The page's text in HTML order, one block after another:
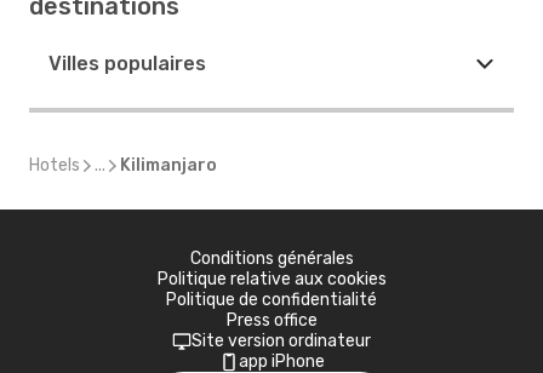
destinations
Villes populaires
Hotels ... Kilimanjaro
Conditions générales
Politique relative aux cookies
Politique de confidentialité
Press office
Site version ordinateur
app iPhone